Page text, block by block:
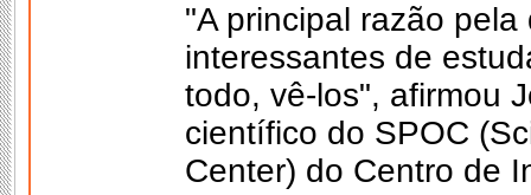
"A principal razão
interessantes de
todo, vê-los", afirmou
científico do SPOC
Center) do Centro de